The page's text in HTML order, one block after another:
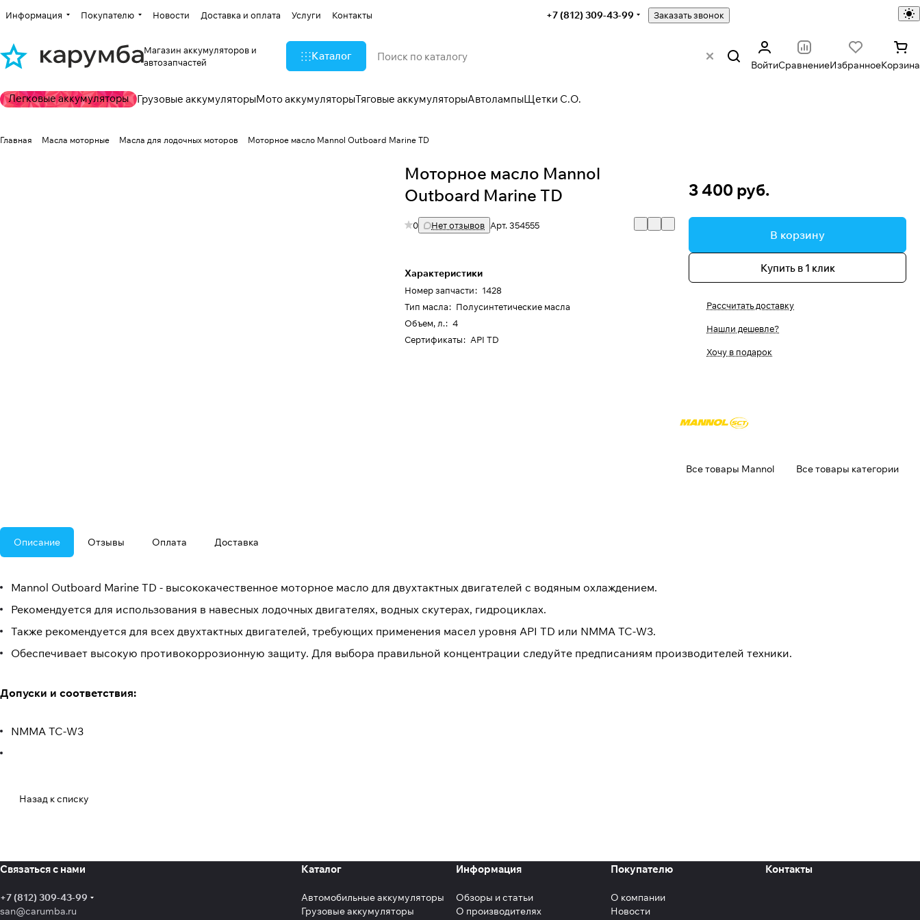
Информация Покупателю Новости Доставка и оплата Услуги Контакты +7 (812) 309-43-99 Заказать звонок
Магазин аккумуляторов и
автозапчастей
Каталог
ВойтиСравнениеИзбранноеКорзина
Легковые аккумуляторы Грузовые аккумуляторыМото аккумуляторыТяговые аккумуляторыАвтолампыЩетки С.О.
Главная Масла моторные Масла для лодочных моторов Моторное масло Mannol Outboard Marine TD
Моторное масло Mannol
Outboard Marine TD
0 Нет отзывов Арт.354555
Характеристики
Номер запчасти: 1428
Тип масла: Полусинтетические масла
Объем, л.: 4
Сертификаты: API TD
3 400 руб.
В корзину
Купить в 1 клик
Рассчитать доставку
Нашли дешевле?
Хочу в подарок
Все товары Mannol Все товары категории
Описание Отзывы Оплата Доставка
Mannol Outboard Marine TD - высококачественное моторное масло для двухтактных двигателей с водяным охлаждением.
Рекомендуется для использования в навесных лодочных двигателях, водных скутерах, гидроциклах.
Также рекомендуется для всех двухтактных двигателей, требующих применения масел уровня API TD или NMMA TC-W3.
Обеспечивает высокую противокоррозионную защиту. Для выбора правильной концентрации следуйте предписаниям производителей техники.
Допуски и соответствия:
NMMA TC-W3
Назад к списку
Связаться с нами
+7 (812) 309-43-99
san@carumba.ru
Каталог
Автомобильные аккумуляторы
Грузовые аккумуляторы
Информация
Обзоры и статьи
О производителях
Покупателю
О компании
Новости
Контакты